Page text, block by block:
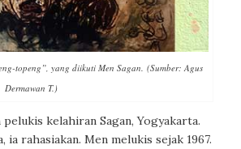
topeng”, yang diikuti Men Sagan. (Sumber: Agus
Dermawan T.)
pelukis kelahiran Sagan, Yogyakarta.
ia rahasiakan. Men melukis sejak 1967.